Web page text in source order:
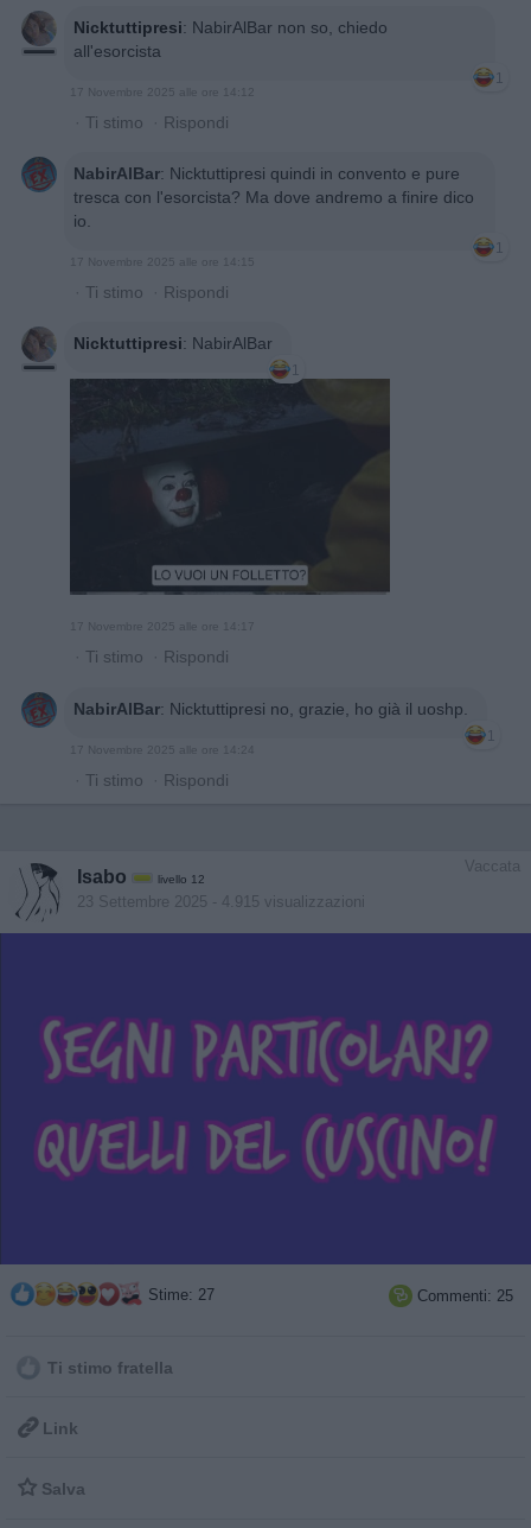
Nicktuttipresi: NabirAlBar non so, chiedo
all'esorcista
1
17 Novembre 2025 alle ore 14:12
· Ti stimo · Rispondi
NabirAlBar: Nicktuttipresi quindi in convento e pure
tresca con l'esorcista? Ma dove andremo a finire dico
io.
1
17 Novembre 2025 alle ore 14:15
· Ti stimo · Rispondi
Nicktuttipresi: NabirAlBar
1
17 Novembre 2025 alle ore 14:17
· Ti stimo · Rispondi
NabirAlBar: Nicktuttipresi no, grazie, ho già il uoshp.
1
17 Novembre 2025 alle ore 14:24
· Ti stimo · Rispondi
Vaccata
Isabo livello 12
23 Settembre 2025 - 4.915 visualizzazioni
Stime: 27  Commenti: 25
Ti stimo fratella
 Link
 Salva